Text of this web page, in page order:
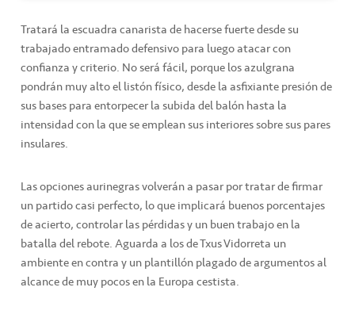
Tratará la escuadra canarista de hacerse fuerte desde su
trabajado entramado defensivo para luego atacar con
confianza y criterio. No será fácil, porque los azulgrana
pondrán muy alto el listón físico, desde la asfixiante presión de
sus bases para entorpecer la subida del balón hasta la
intensidad con la que se emplean sus interiores sobre sus pares
insulares.
Las opciones aurinegras volverán a pasar por tratar de firmar
un partido casi perfecto, lo que implicará buenos porcentajes
de acierto, controlar las pérdidas y un buen trabajo en la
batalla del rebote. Aguarda a los de Txus Vidorreta un
ambiente en contra y un plantillón plagado de argumentos al
alcance de muy pocos en la Europa cestista.